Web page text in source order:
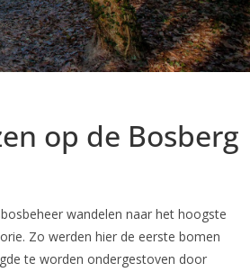
op de Bosberg
wandelen naar het hoogste
Zo werden hier de eerste bomen
te worden ondergestoven door